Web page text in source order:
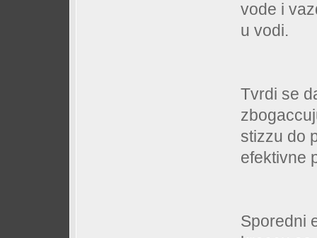
vode i
u vodi.
Tvrdi se
stizzu do
efektivne
Sporedni